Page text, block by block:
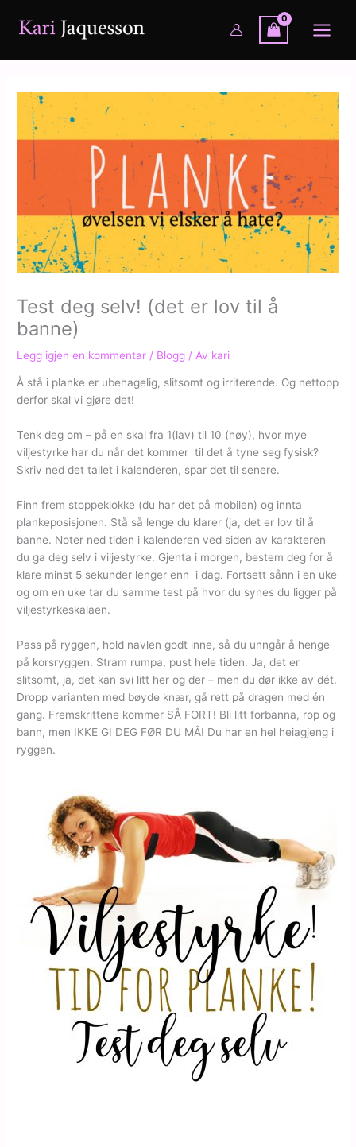
innholdet
Test deg selv! (det er lov til å
banne)
Legg igjen en kommentar / Blogg / Av kari
Å stå i planke er ubehagelig, slitsomt og irriterende. Og nettopp
derfor skal vi gjøre det!
Tenk deg om – på en skal fra 1(lav) til 10 (høy), hvor mye
viljestyrke har du når det kommer til det å tyne seg fysisk?
Skriv ned det tallet i kalenderen, spar det til senere.
Finn frem stoppeklokke (du har det på mobilen) og innta
plankeposisjonen. Stå så lenge du klarer (ja, det er lov til å
banne. Noter ned tiden i kalenderen ved siden av karakteren
du ga deg selv i viljestyrke. Gjenta i morgen, bestem deg for å
klare minst 5 sekunder lenger enn i dag. Fortsett sånn i en uke
og om en uke tar du samme test på hvor du synes du ligger på
viljestyrkeskalaen.
Pass på ryggen, hold navlen godt inne, så du unngår å henge
på korsryggen. Stram rumpa, pust hele tiden. Ja, det er
slitsomt, ja, det kan svi litt her og der – men du dør ikke av dét.
Dropp varianten med bøyde knær, gå rett på dragen med én
gang. Fremskrittene kommer SÅ FORT! Bli litt forbanna, rop og
bann, men IKKE GI DEG FØR DU MÅ! Du har en hel heiagjeng i
ryggen.